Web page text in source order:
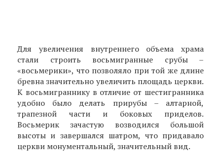
Для увеличения внутреннего объема храма
стали строить восьмигранные срубы –
«восьмерики», что позволяло при той же длине
бревна значительно увеличить площадь церкви.
К восьмиграннику в отличие от шестигранника
удобно было делать прирубы – алтарной,
трапезной части и боковых приделов.
Восьмерик зачастую возводился большой
высоты и завершался шатром, что придавало
церкви монументальный, значительный вид.